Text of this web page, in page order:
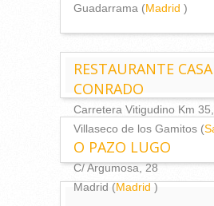
Guadarrama (Madrid )
RESTAURANTE CASA
CONRADO
Carretera Vitigudino Km
Villaseco de los Gamitos (
O PAZO LUGO
C/ Argumosa, 28
Madrid (Madrid )